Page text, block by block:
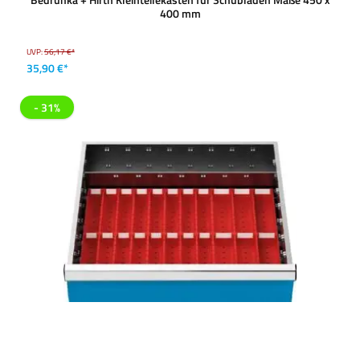
400 mm
UVP:56,17 €*
35,90 €*
- 31%